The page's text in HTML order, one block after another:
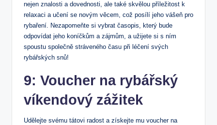
nejen znalosti a dovednosti, ale také skvělou příležitost k
relaxaci a učení se novým věcem, což posílí jeho vášeň pro
rybaření. Nezapomeňte si vybrat časopis, který bude
odpovídat jeho koníčkům a zájmům, a užijete si s ním
spoustu společně stráveného času při léčení svých
rybářských snů!
9: Voucher na rybářský
víkendový zážitek
Udělejte svému tátovi radost a získejte mu voucher na